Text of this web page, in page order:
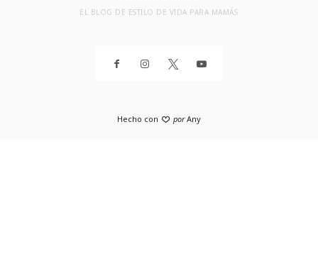
EL BLOG DE ESTILO DE VIDA PARA MAMÁS
Hecho con porAny